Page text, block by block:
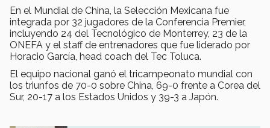
En el Mundial de China, la Selección Mexicana fue
integrada por 32 jugadores de la Conferencia Premier,
incluyendo 24 del Tecnológico de Monterrey, 23 de la
ONEFA y el staff de entrenadores que fue liderado por
Horacio García, head coach del Tec Toluca.
El equipo nacional ganó el tricampeonato mundial con
los triunfos de 70-0 sobre China, 69-0 frente a Corea del
Sur, 20-17 a los Estados Unidos y 39-3 a Japón.